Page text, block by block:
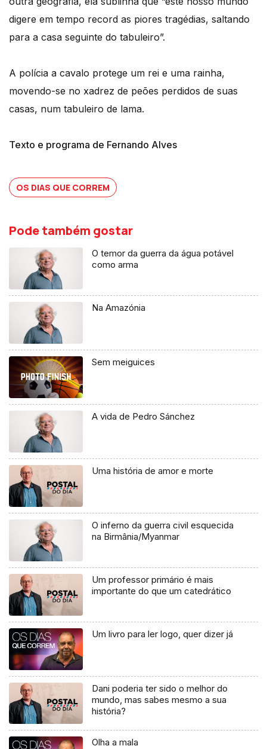
digere em tempo record as piores tragédias, saltando
para a casa seguinte do tabuleiro”.
A polícia a cavalo protege um rei e uma rainha,
movendo-se no xadrez de peões perdidos de suas
casas, num tabuleiro de lama.
Texto e programa de Fernando Alves
OS DIAS QUE CORREM
Pode também gostar
O temor da guerra da água potável
como arma
Na Amazónia
Sem meiguices
A vida de Pedro Sánchez
Uma história de amor e morte
O inferno da guerra civil esquecida
na Birmânia/Myanmar
Um professor primário é mais
importante do que um catedrático
Um livro para ler logo, quer dizer já
Dani poderia ter sido o melhor do
mundo, mas sabes mesmo a sua
história?
Olha a mala